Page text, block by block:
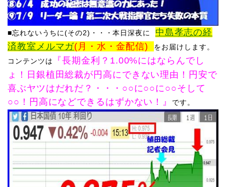
■忘れないうちに(その2)・・・本日深夜に 中島孝志の経
済教室メルマガ(月・水・金配信)
をお届けします。
コンテンツは
『長期金利？1.00%にはならんでし
ょ！日銀植田総裁が円高にできない理由！円安で
喜ぶヤツはだれだ？・・・○○に○○に○○そして
○○！円高になどできるはずかない！』
です。